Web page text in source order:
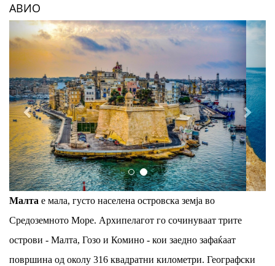
АВИО
Previous Next
Малта е мала, густо населена островска земја во
Средоземното Море. Архипелагот го сочинуваат трите
острови - Малта, Гозо и Комино - кои заедно зафаќаат
површина од околу 316 квадратни километри. Географски